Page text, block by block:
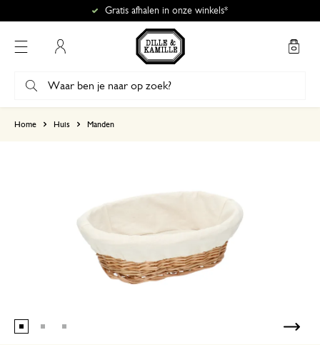
Gratis afhalen in onze winkels*
Home Huis Manden
Pakketje is nog steeds niet